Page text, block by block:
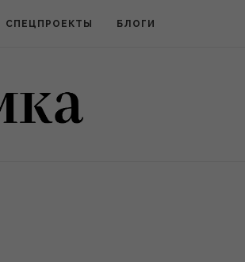
СПЕЦПРОЕКТЫ БЛОГИ